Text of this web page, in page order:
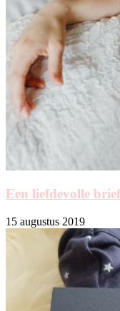
Een liefdevolle
15 augustus 2019